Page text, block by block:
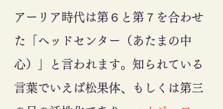
アーリア時代は第６と第７を合わせ
た「ヘッドセンター（あたまの中
心）」と言われます。知られている
言葉でいえば松果体、もしくは第三